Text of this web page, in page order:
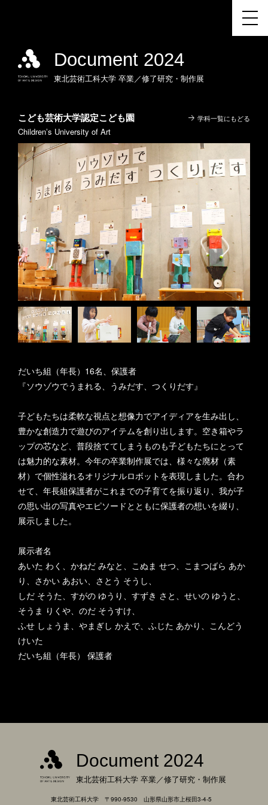
Document 2024
東北芸術工科大学 卒業／修了研究・制作展
学科一覧にもどる
こども芸術⼤学認定こども園
Childrenʼs University of Art
だいち組（年長）16名、保護者
『ソウゾウでうまれる、うみだす、つくりだす』
子どもたちは柔軟な視点と想像力でアイディアを生み出し、
豊かな創造力で遊びのアイテムを創り出します。空き箱やラ
ップの芯など、普段捨ててしまうものも子どもたちにとって
は魅力的な素材。今年の卒業制作展では、様々な廃材（素
材）で個性溢れるオリジナルロボットを表現しました。合わ
せて、年長組保護者がこれまでの子育てを振り返り、我が子
の思い出の写真やエピソードとともに保護者の想いを綴り、
展示しました。
展示者名
あいた わく、かねだ みなと、こぬま せつ、こまつばら あか
り、さかい あおい、さとう そうし、
しだ そうた、すがの ゆうり、すずき さと、せいの ゆうと、
そうま りくや、のだ そうすけ、
ふせ しょうま、やまぎし かえで、ふじた あかり、こんどう
けいた
だいち組（年長） 保護者
Document 2024
東北芸術工科大学 卒業／修了研究・制作展
東北芸術工科大学 〒990-9530 山形県山形市上桜田3-4-5